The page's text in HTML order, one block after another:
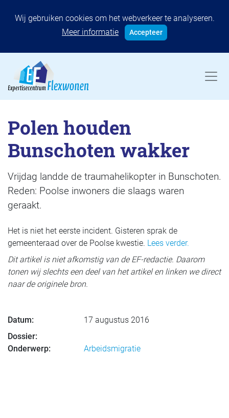
Wij gebruiken cookies om het webverkeer te analyseren.
Meer informatie
Accepteer
Polen houden
Bunschoten wakker
Vrijdag landde de traumahelikopter in Bunschoten.
Reden: Poolse inwoners die slaags waren
geraakt.
Het is niet het eerste incident. Gisteren sprak de
gemeenteraad over de Poolse kwestie. Lees verder.
Dit artikel is niet afkomstig van de EF-redactie. Daarom
tonen wij slechts een deel van het artikel en linken we direct
naar de originele bron.
Datum:
17 augustus 2016
Dossier:
Onderwerp:
Arbeidsmigratie